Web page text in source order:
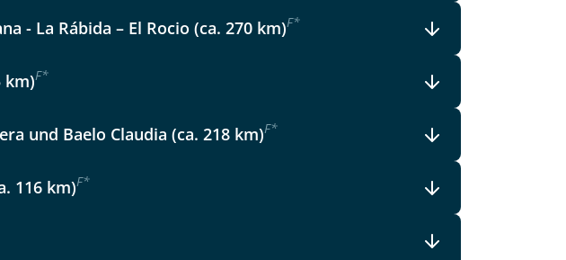
- La Rábida – El Rocio (ca. 270 km)F*
km)F*
und Baelo Claudia (ca. 218 km)F*
116 km)F*